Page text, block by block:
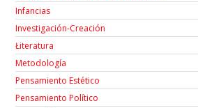
Infancias
Investigación-Creación
Łiteratura
Metodología
Pensamiento Estético
Pensamiento Político